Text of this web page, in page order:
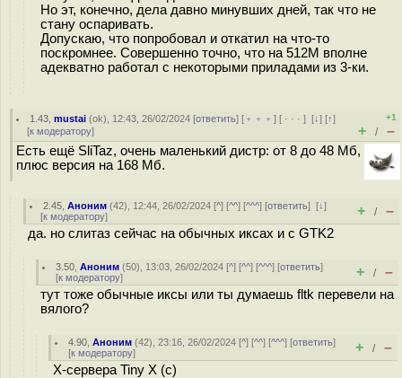
Но эт, конечно, дела давно минувших дней, так что не
стану оспаривать.
Допускаю, что попробовал и откатил на что-то
поскромнее. Совершенно точно, что на 512М вполне
адекватно работал с некоторыми приладами из 3-ки.
1.43 ,mustai (ok), 12:43, 26/02/2024 [ответить] [ ﹢﹢﹢] [ · · ·][↓] [↑]
[к модератору]
+1
+ / –
Есть ещё SliTaz, очень маленький дистр: от 8 до 48 Мб,
плюс версия на 168 Мб.
2.45 ,Аноним (42), 12:44, 26/02/2024 [^] [^^] [^^^] [ответить][↓]
[к модератору] + / –
да. но слитаз сейчас на обычных иксах и с GTK2
3.50 ,Аноним (50), 13:03, 26/02/2024 [^] [^^] [^^^] [ответить]
[к модератору] + / –
тут тоже обычные иксы или ты думаешь fltk перевели на
вялого?
4.90 ,Аноним (42), 23:16, 26/02/2024 [^] [^^] [^^^] [ответить]
[к модератору] + / –
X-сервера Tiny X (с)